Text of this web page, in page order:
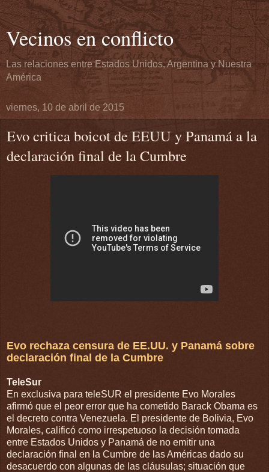
Vecinos en conflicto
Las relaciones entre Estados Unidos, Argentina y Nuestra
América
viernes, 10 de abril de 2015
Evo critica boicot de EEUU y Panamá a la
declaración final de la Cumbre
Evo rechaza censura de EE.UU. y Panamá sobre
declaración final de la Cumbre
TeleSur
En exclusiva para teleSUR el presidente Evo Morales
afirmó que el peor error que ha cometido Barack Obama es
el decreto contra Venezuela. El presidente de Bolivia, Evo
Morales, calificó como irrespetuoso la decisión tomada
entre Estados Unidos y Panamá de no emitir una
declaración final en la Cumbre de las Américas dado su
desacuerdo con algunas de las cláusulas; situación que